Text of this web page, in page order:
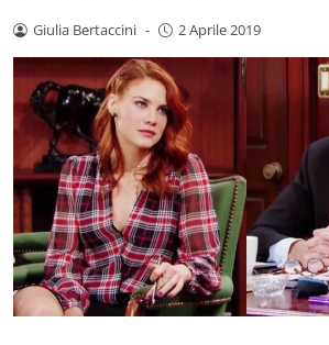
Giulia Bertaccini - 2 Aprile 2019